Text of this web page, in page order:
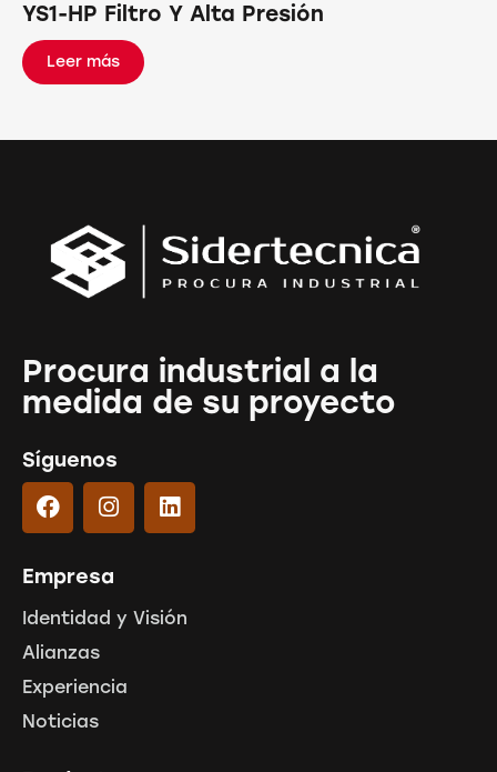
YS1-HP Filtro Y Alta Presión
Leer más
Procura industrial a la
medida de su proyecto
Síguenos
Empresa
Identidad y Visión
Alianzas
Experiencia
Noticias